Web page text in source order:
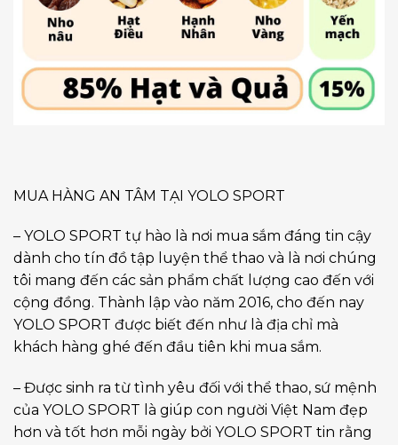
MUA HÀNG AN TÂM TẠI YOLO SPORT
– YOLO SPORT tự hào là nơi mua sắm đáng tin cậy
dành cho tín đồ tập luyện thể thao và là nơi chúng
tôi mang đến các sản phẩm chất lượng cao đến với
cộng đồng. Thành lập vào năm 2016, cho đến nay
YOLO SPORT được biết đến như là địa chỉ mà
khách hàng ghé đến đầu tiên khi mua sắm.
– Được sinh ra từ tình yêu đối với thể thao, sứ mệnh
của YOLO SPORT là giúp con người Việt Nam đẹp
hơn và tốt hơn mỗi ngày bởi YOLO SPORT tin rằng